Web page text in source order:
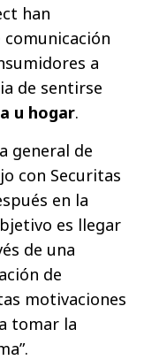
han
a
de sentirse
u hogar.
general de
con Securitas
en la
es llegar
de una
de
motivaciones
tomar la